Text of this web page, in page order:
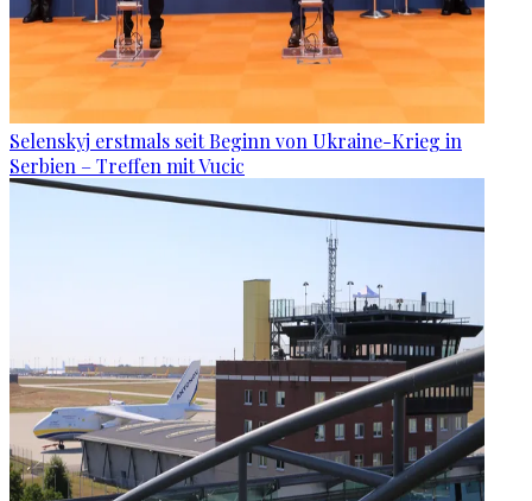
Selenskyj erstmals seit Beginn von Ukraine-Krieg in
Serbien – Treffen mit Vucic